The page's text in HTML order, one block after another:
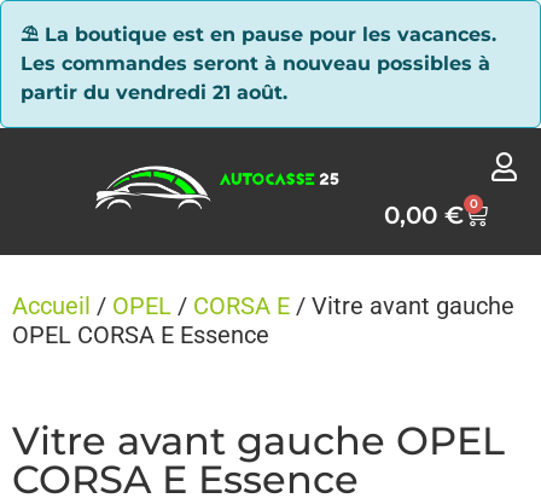
⛱ La boutique est en pause pour les vacances.
Les commandes seront à nouveau possibles à
partir du vendredi 21 août.
0,00€ 0
Accueil / OPEL / CORSA E / Vitre avant gauche
OPEL CORSA E Essence
Vitre avant gauche OPEL
CORSA E Essence
Panneau de gestion des cookies